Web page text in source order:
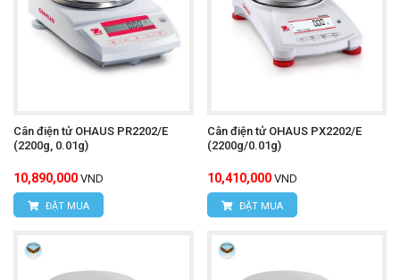
Cân điện tử OHAUS PR2202/E
(2200g, 0.01g)
10,890,000 VND
ĐẶT MUA
Cân điện tử OHAUS PX2202/E
(2200g/0.01g)
10,410,000 VND
ĐẶT MUA